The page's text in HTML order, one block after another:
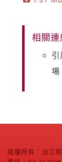
相關連
場
版權所有：淡江